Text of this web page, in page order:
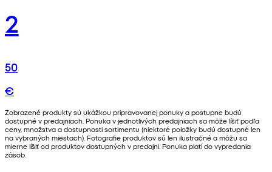
2
50
€
Zobrazené produkty sú ukážkou pripravovanej ponuky a postupne budú
dostupné v predajniach. Ponuka v jednotlivých predajniach sa môže líšiť podľa
ceny, množstva a dostupnosti sortimentu (niektoré položky budú dostupné len
na vybraných miestach). Fotografie produktov sú len ilustračné a môžu sa
mierne líšiť od produktov dostupných v predajni. Ponuka platí do vypredania
zásob.